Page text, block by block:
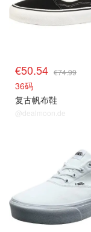
€50.54 €74.99
36码
复古帆布鞋
@dealmoon.de